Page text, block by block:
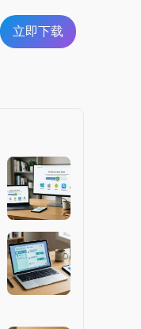
立即下载